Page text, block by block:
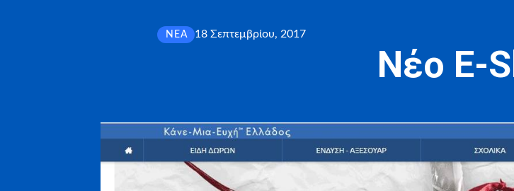
ΝΈΑ 18 Σεπτεμβρίου, 2017
Nέο E-